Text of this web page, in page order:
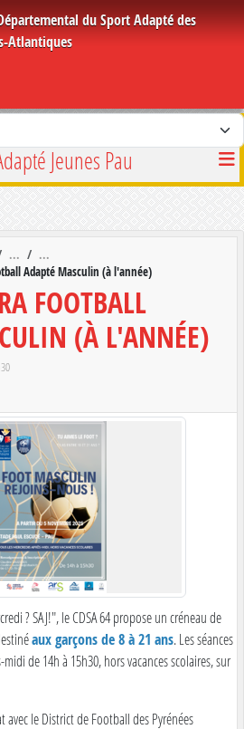
du Sport Adapté des
Atlantiques
Jeunes Pau
Adapté Masculin (à l'année)
FOOTBALL
(À L'ANNÉE)
? SAJ!", le CDSA 64 propose un créneau de
aux garçons de 8 à 21 ans. Les séances
de 14h à 15h30, hors vacances scolaires, sur
le District de Football des Pyrénées